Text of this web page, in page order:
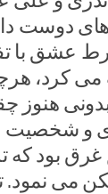
دوست
عشق با
می کرد،
بدونی
و شخصیت
غرق بود
می نمود.